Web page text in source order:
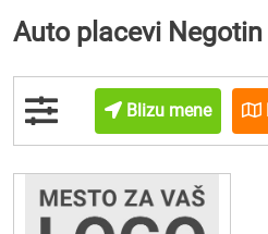
Auto placevi Negotin
Blizu mene